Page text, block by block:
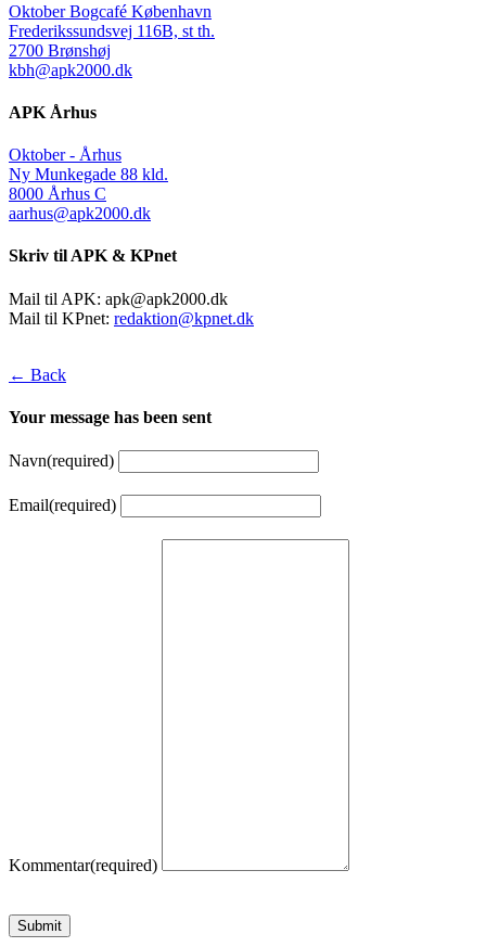
Oktober Bogcafé København
Frederikssundsvej 116B, st th.
2700 Brønshøj
kbh@apk2000.dk
APK Århus
Oktober - Århus
Ny Munkegade 88 kld.
8000 Århus C
aarhus@apk2000.dk
Skriv til APK & KPnet
Mail til APK: apk@apk2000.dk
Mail til KPnet: redaktion@kpnet.dk
← Back
Your message has been sent
Navn(required)
Email(required)
Kommentar(required)
Submit